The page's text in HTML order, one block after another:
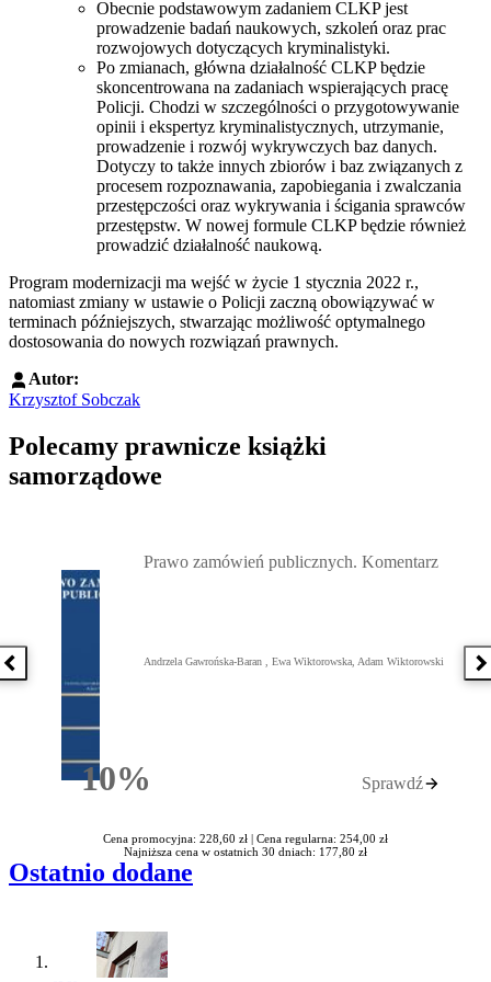
Obecnie podstawowym zadaniem CLKP jest
prowadzenie badań naukowych, szkoleń oraz prac
rozwojowych dotyczących kryminalistyki.
Po zmianach, główna działalność CLKP będzie
skoncentrowana na zadaniach wspierających pracę
Policji. Chodzi w szczególności o przygotowywanie
opinii i ekspertyz kryminalistycznych, utrzymanie,
prowadzenie i rozwój wykrywczych baz danych.
Dotyczy to także innych zbiorów i baz związanych z
procesem rozpoznawania, zapobiegania i zwalczania
przestępczości oraz wykrywania i ścigania sprawców
przestępstw. W nowej formule CLKP będzie również
prowadzić działalność naukową.
Program modernizacji ma wejść w życie 1 stycznia 2022 r.,
natomiast zmiany w ustawie o Policji zaczną obowiązywać w
terminach późniejszych, stwarzając możliwość optymalnego
dostosowania do nowych rozwiązań prawnych.
Autor:
Krzysztof Sobczak
Polecamy prawnicze książki
samorządowe
Poprzednia książka
10%Rabatu
Prawo zamówień publicznych. Komentarz
Andrzela Gawrońska-Baran , Ewa Wiktorowska, Adam Wiktorowski
Sprawdź
Cena promocyjna: 228,60 zł | Cena regularna: 254,00 zł
Najniższa cena w ostatnich 30 dniach: 177,80 zł
Ostatnio dodane